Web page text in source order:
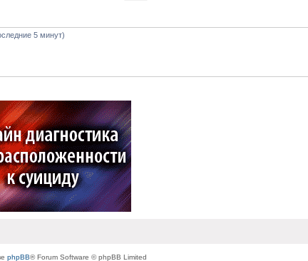
5 минут)
phpBB® Forum Software © phpBB Limited